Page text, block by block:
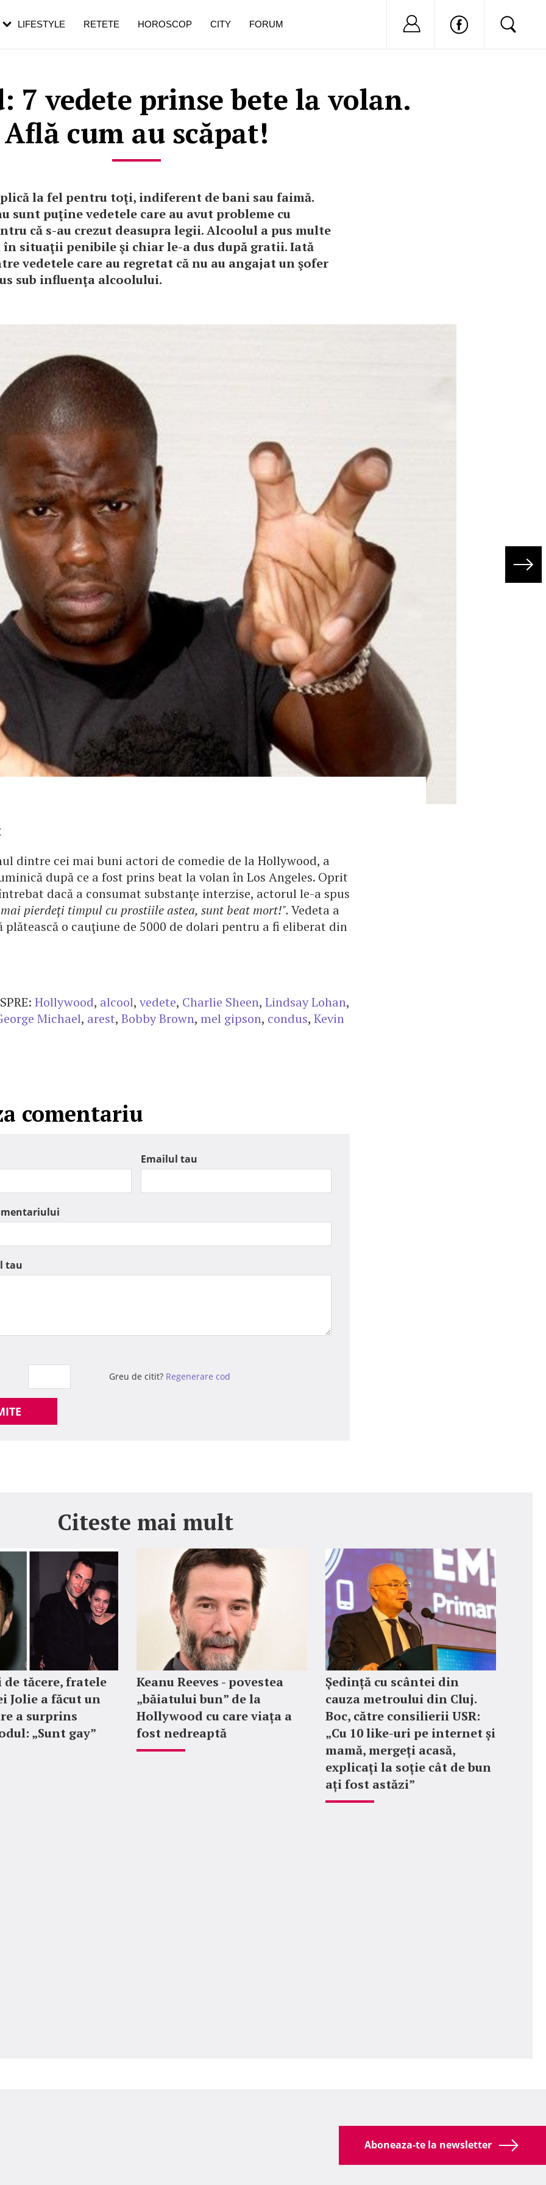
7 vedete prinse bete la volan.
Află cum au scăpat!
la fel pentru toţi, indiferent de bani sau faimă.
sunt puţine vedetele care au avut probleme cu
că s-au crezut deasupra legii. Alcoolul a pus multe
situaţii penibile şi chiar le-a dus după gratii. Iată
vedetele care au regretat că nu au angajat un şofer
sub influenţa alcoolului.
dintre cei mai buni actori de comedie de la Hollywood, a
după ce a fost prins beat la volan în Los Angeles. Oprit
dacă a consumat substanţe interzise, actorul le-a spus
pierdeţi timpul cu prostiile astea, sunt beat mort!".Vedeta a
plătească o cauţiune de 5000 de dolari pentru a fi eliberat din
Hollywood, alcool, vedete, Charlie Sheen, Lindsay Lohan,
Michael, arest, Bobby Brown, mel gipson, condus, Kevin
comentariu
Emailul tau
tau
Greu de citit? Regenerare cod
Citeste mai mult
de tăcere, fratele
Jolie a făcut un
a surprins
„Sunt gay”
Keanu Reeves - povestea
„băiatului bun” de la
Hollywood cu care viața a
fost nedreaptă
Ședință cu scântei din
cauza metroului din Cluj.
Boc, către consilierii USR:
„Cu 10 like-uri pe internet și
mamă, mergeți acasă,
explicați la soție cât de bun
ați fost astăzi”
LIFESTYLE RETETE HOROSCOP CITY FORUM Nu ai cont?
în vârstă
de dureroasă este investigația
Aboneaza-te la newsletter